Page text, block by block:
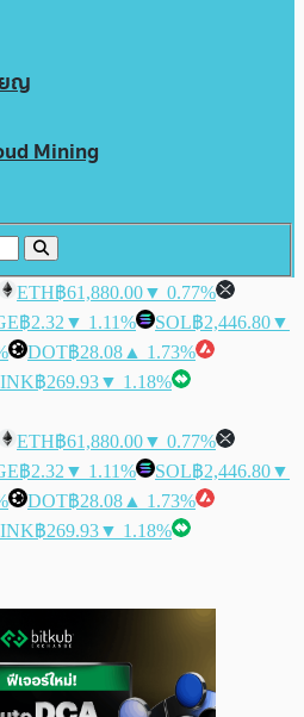
ยญ
Mining
ETH฿61,880.00▼ 0.77%
฿2.32 ▼ 1.11% SOL฿2,446.80▼
DOT฿28.08 ▲ 1.73%
฿269.93▼ 1.18%
ETH฿61,880.00▼ 0.77%
฿2.32 ▼ 1.11% SOL฿2,446.80▼
DOT฿28.08 ▲ 1.73%
฿269.93▼ 1.18%